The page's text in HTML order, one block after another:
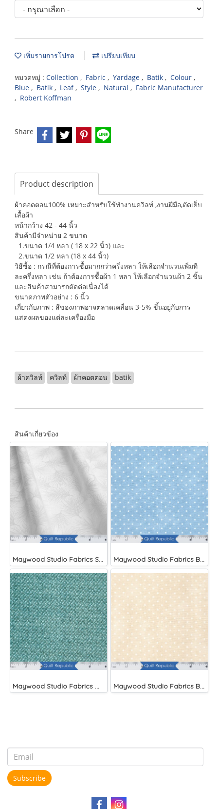
เพิ่มรายการโปรด เปรียบเทียบ
หมวดหมู่ : Collection , Fabric , Yardage , Batik , Colour ,
Blue , Batik , Leaf, Style , Natural , Fabric Manufacturer
, Robert Koffman
Share
Product description
ผ้าคอตตอน100% เหมาะสำหรับใช้ทำงานควิลท์ ,งานฝีมือ,ตัดเย็บ
เสื้อผ้า
หน้ากว้าง 42 - 44 นิ้ว
สินค้ามีจำหน่าย 2 ขนาด
1.ขนาด 1/4 หลา ( 18 x 22 นิ้ว) และ
2.ขนาด 1/2 หลา (18 x 44 นิ้ว)
วิธีซื้อ : กรณีที่ต้องการซื้อมากกว่าครึ่งหลา ให้เลือกจำนวนเพิ่มที
ละครึ่งหลา เช่น ถ้าต้องการซื้อผ้า 1 หลา ให้เลือกจำนวนผ้า 2 ชิ้น
และสินค้าสามารถตัดต่อเนื่องได้
ขนาดภาพตัวอย่าง : 6 นิ้ว
เกี่ยวกับภาพ : สีของภาพอาจตลาดเคลื่อน 3-5% ขึ้นอยู่กับการ
แสดงผลของแต่ละเครื่องมือ
ผ้าควิลท์ ควิลท์ ผ้าคอตตอน batik
สินค้าเกี่ยวข้อง
Maywood Studio Fabrics Solitaire Whites Maywood Studio Fabrics Beautiful Basics Blue
Maywood Studio Fabrics Woolies Flannel Green Maywood Studio Fabrics Beautiful Basics Cream
Subscribe